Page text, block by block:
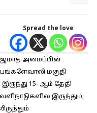
Spread the love
ஜமாத் அமைப்பின்
மசூதி
15- ஆம் தேதி
இருந்தும்,